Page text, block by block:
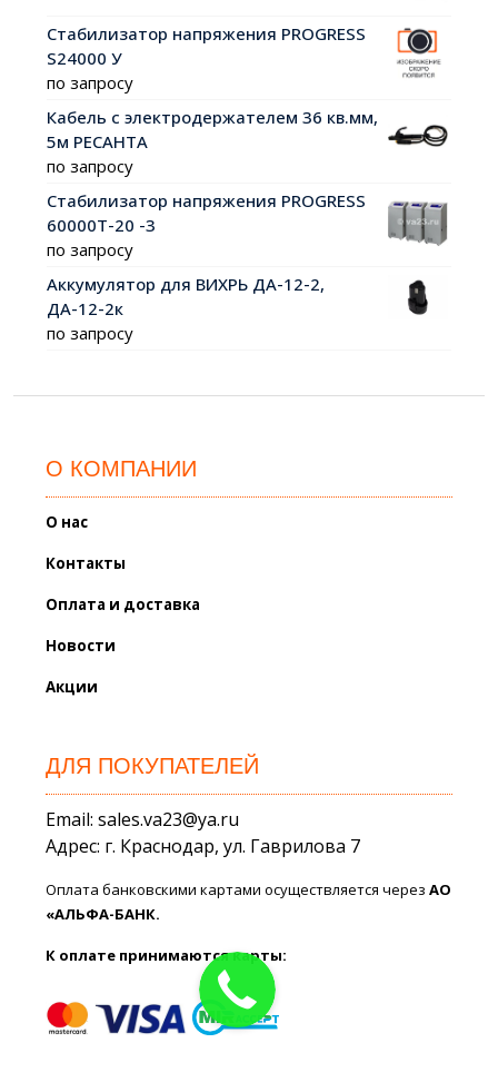
Стабилизатор напряжения PROGRESS
S24000 У
по запросу
Кабель с электродержателем 36 кв.мм,
5м РЕСАНТА
по запросу
Стабилизатор напряжения PROGRESS
60000Т-20 -3
по запросу
Аккумулятор для ВИХРЬ ДА-12-2,
ДА-12-2к
по запросу
О КОМПАНИИ
О нас
Контакты
Оплата и доставка
Новости
Акции
ДЛЯ ПОКУПАТЕЛЕЙ
Email: sales.va23@ya.ru
Адрес: г. Краснодар, ул. Гаврилова 7
Оплата банковскими картами осуществляется черезАО
«АЛЬФА-БАНК.
К оплате принимаются карты: